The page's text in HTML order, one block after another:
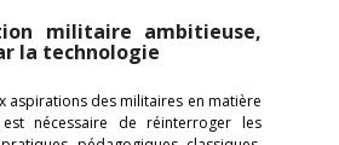
militaire ambitieuse,
la technologie
aspirations des militaires en matière
nécessaire de réinterroger les